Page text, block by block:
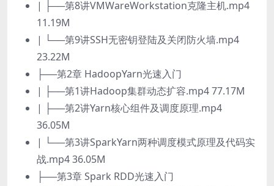
| ├──第8讲VMWareWorkstation克隆主机.mp4
11.19M
| └──第9讲SSH无密钥登陆及关闭防火墙.mp4
23.22M
├──第2章 HadoopYarn光速入门
| ├──第1讲Hadoop集群动态扩容.mp4 77.17M
| ├──第2讲Yarn核心组件及调度原理.mp4
36.05M
| └──第3讲SparkYarn两种调度模式原理及代码实
战.mp4 36.05M
├──第3章 Spark RDD光速入门